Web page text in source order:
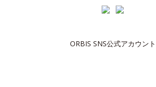
ORBIS SNS公式アカウント